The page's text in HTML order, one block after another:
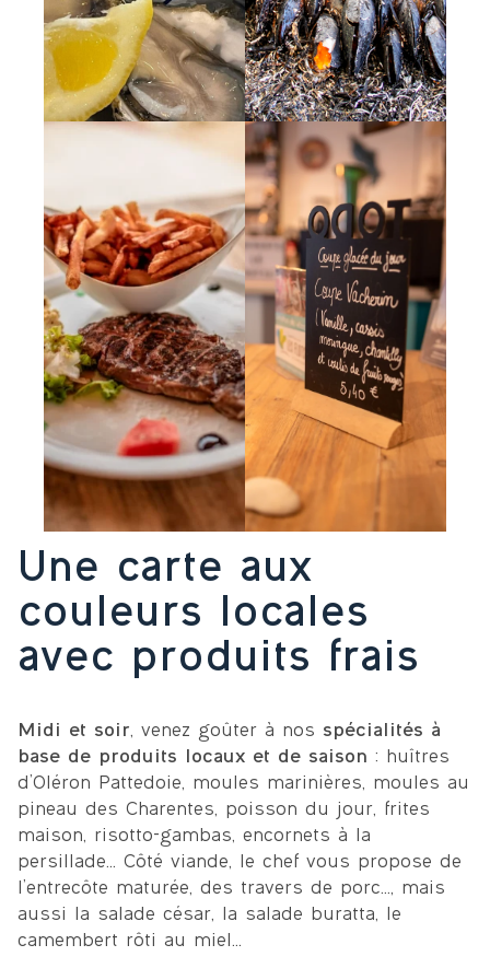
Une carte aux
couleurs locales
avec produits frais
Midi et soir , venez goûter à nos spécialités à
base de produits locaux et de saison : huîtres
d’Oléron Pattedoie, moules marinières, moules au
pineau des Charentes, poisson du jour, frites
maison, risotto-gambas, encornets à la
persillade… Côté viande, le chef vous propose de
l’entrecôte maturée, des travers de porc…, mais
aussi la salade césar, la salade buratta, le
camembert rôti au miel…